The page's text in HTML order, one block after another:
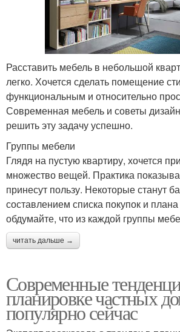
Расставить мебель в небольшой
легко. Хочется сделать помещение
функциональным и относительно
Современная мебель и советы
решить эту задачу успешно.
Группы мебели
Глядя на пустую квартиру, хочется
множество вещей. Практика
принесут пользу. Некоторые станут
составлением списка покупок и
обдумайте, что из каждой группы
читать дальше →
Современные
планировке частных
популярно сейчас